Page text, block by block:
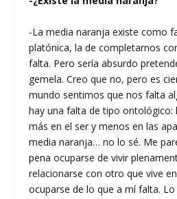
-La media naranja existe como
platónica, la de completarnos
falta. Pero sería absurdo
gemela. Creo que no, pero es
mundo sentimos que nos falta
hay una falta de tipo ontológico:
más en el ser y menos en las
media naranja… no lo sé. Me
pena ocuparse de vivir
relacionarse con otro que vive
ocuparse de lo que a mí falta.